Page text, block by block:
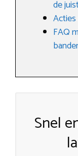
de
FAQ
Snel